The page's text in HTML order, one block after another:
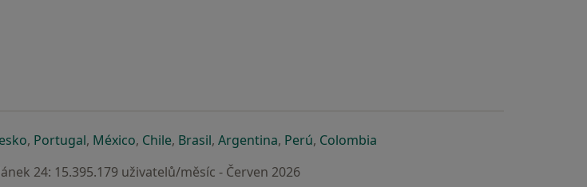
v nové záložce
se otevře v nové záložce
, Portugalse otevře v nové záložce
, Méxicose otevře v nové záložce
, Chilese otevře v nové záložce
, Brasilse otevře v nové záložce
, Argentinase otevře v nové záložce
, Perúse otevře v nové záložce
, Colombiase otevře v nové záložce
24: 15.395.179 uživatelů/měsíc - Červen 2026